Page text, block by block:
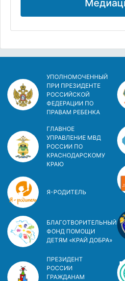
УПОЛНОМОЧЕННЫЙ
ПРИ ПРЕЗИДЕНТЕ
РОССИЙСКОЙ
ФЕДЕРАЦИИ ПО
ПРАВАМ РЕБЕНКА
ГЛАВНОЕ
УПРАВЛЕНИЕ МВД
РОССИИ ПО
КРАСНОДАРСКОМУ
КРАЮ
Я-РОДИТЕЛЬ
БЛАГОТВОРИТЕЛЬНЫЙ
ФОНД ПОМОЩИ
ДЕТЯМ «КРАЙ ДОБРА»
ПРЕЗИДЕНТ
РОССИИ
ГРАЖДАНАМ